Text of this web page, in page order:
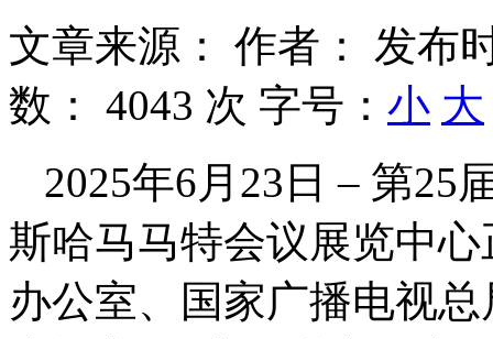
文章来源： 作者：
发布
数： 4043 次 字号： 小 大
2025年6月23日 – 第25
斯哈马马特会议展览中
办公室、国家广播电视